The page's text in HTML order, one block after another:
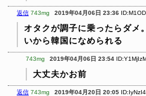
返信 743mg 2019年04月06日 23:36
オタクが調子に乗ったらダメ。
いから韓国になめられる
743mg 2019年04月06日 23:54
大丈夫かお前
返信 743mg 2019年04月20日 20:05